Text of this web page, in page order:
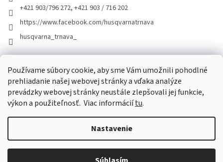
Používame súbory cookie, aby sme Vám umožnili pohodlné
prehliadanie našej webovej stránky a vďaka analýze
prevádzky webovej stránky neustále zlepšovali jej funkcie,
výkon a použiteľnosť. Viac informáciítu.
Nastavenie
+421 903/796 272, +421 903 / 716 202
https://www.facebook.com/husqvarnatrnava
husqvarna_trnava_
Facebook
Vytvoril Shoptet